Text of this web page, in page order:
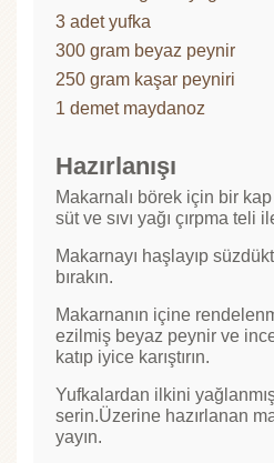
3 adet yufka
300 gram beyaz peynir
250 gram kaşar peyniri
1 demet maydanoz
Hazırlanışı
Makarnalı börek için bir
süt ve sıvı yağı çırpma teli
Makarnayı haşlayıp
bırakın.
Makarnanın içine
ezilmiş beyaz peynir ve ince
katıp iyice karıştırın.
Yufkalardan ilkini
serin.Üzerine hazırlanan
yayın.